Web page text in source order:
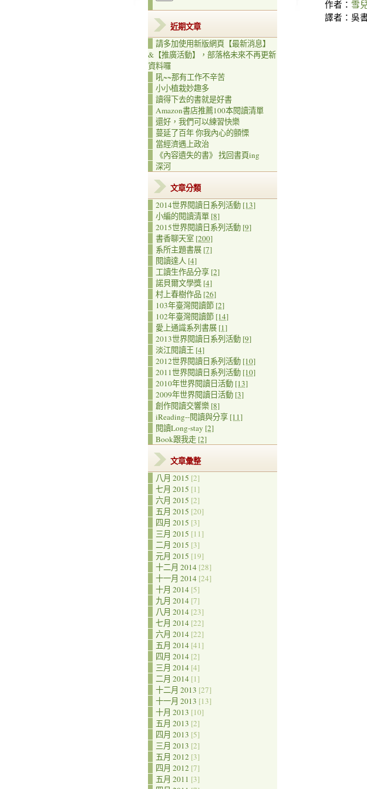
作者： 雪
譯者：吳
近期文章
請多加使用新版網頁【最新消息】
&【推廣活動】，部落格未來不再更新
資料囉
吼~~那有工作不辛苦
小小植栽妙趣多
讀得下去的書就是好書
Amazon書店推薦100本閱讀清單
還好，我們可以練習快樂
蔓延了百年 你我內心的顫慄
當經濟遇上政治
《內容遺失的書》 找回書頁ing
深河
文章分類
2014世界閱讀日系列活動 [13]
小編的閱讀清單 [8]
2015世界閱讀日系列活動 [9]
書香聊天室 [200]
系所主題書展 [7]
閱讀達人 [4]
工讀生作品分享 [2]
諾貝爾文學獎 [4]
村上春樹作品 [26]
103年臺灣閱讀節 [2]
102年臺灣閱讀節 [14]
愛上通識系列書展 [1]
2013世界閱讀日系列活動 [9]
淡江閱讀王 [4]
2012世界閱讀日系列活動 [10]
2011世界閱讀日系列活動 [10]
2010年世界閱讀日活動 [13]
2009年世界閱讀日活動 [3]
創作閱讀交響樂 [8]
iReading--閱讀與分享 [11]
閱讀Long-stay [2]
Book跟我走 [2]
文章彙整
八月 2015 [2]
七月 2015 [1]
六月 2015 [2]
五月 2015 [20]
四月 2015 [3]
三月 2015 [11]
二月 2015 [3]
元月 2015 [19]
十二月 2014[28]
十一月 2014[24]
十月 2014[5]
九月 2014[7]
八月 2014[23]
七月 2014[22]
六月 2014[22]
五月 2014[41]
四月 2014[2]
三月 2014[4]
二月 2014[1]
十二月 2013 [27]
十一月 2013 [13]
十月 2013 [10]
五月 2013 [2]
四月 2013 [5]
三月 2013 [2]
五月 2012[3]
四月 2012[7]
五月 2011 [3]